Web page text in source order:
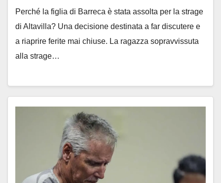
Perché la figlia di Barreca è stata assolta per la strage
di Altavilla? Una decisione destinata a far discutere e
a riaprire ferite mai chiuse. La ragazza sopravvissuta
alla strage…